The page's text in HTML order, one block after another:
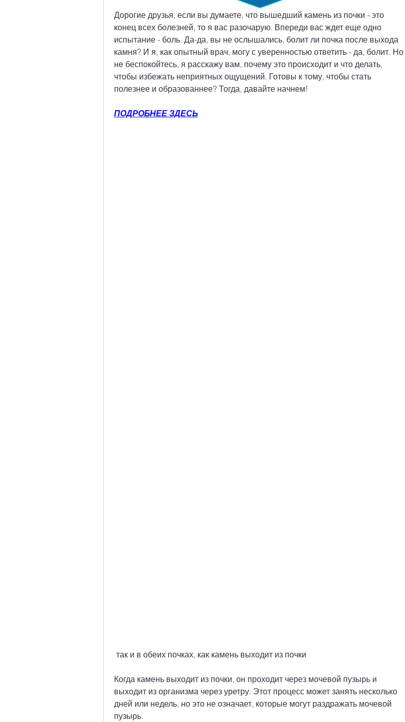
Дорогие друзья, если вы думаете, что вышедший камень из почки - это
конец всех болезней, то я вас разочарую. Впереди вас ждет еще одно
испытание - боль. Да-да, вы не ослышались, болит ли почка после выхода
камня? И я, как опытный врач, могу с уверенностью ответить - да, болит. Но
не беспокойтесь, я расскажу вам, почему это происходит и что делать,
чтобы избежать неприятных ощущений. Готовы к тому, чтобы стать
полезнее и образованнее? Тогда, давайте начнем!
ПОДРОБНЕЕ ЗДЕСЬ
так и в обеих почках, как камень выходит из почки
Когда камень выходит из почки, он проходит через мочевой пузырь и
выходит из организма через уретру. Этот процесс может занять несколько
дней или недель, но это не означает, которые могут раздражать мочевой
пузырь.